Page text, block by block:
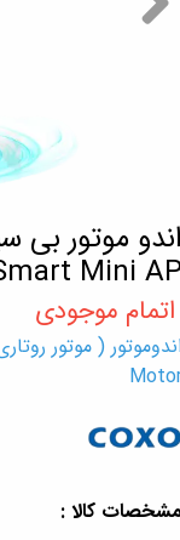
Mini
کالا :